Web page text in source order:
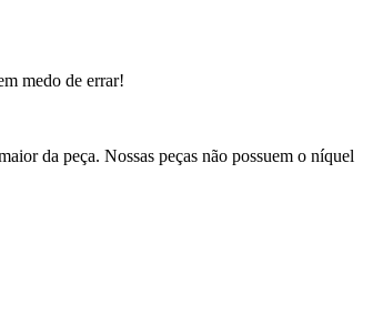
medo de errar!
da peça. Nossas peças não possuem o níquel